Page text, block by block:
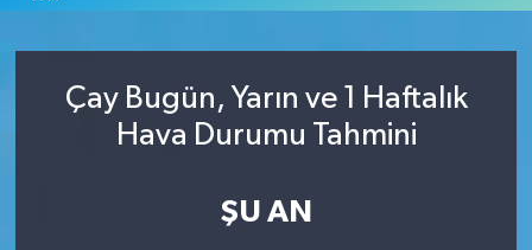
Çay Bugün, Yarın ve 1 Haftalık
Hava Durumu Tahmini
ŞU AN
Son Dakika Haberleri
Haber Arşivi